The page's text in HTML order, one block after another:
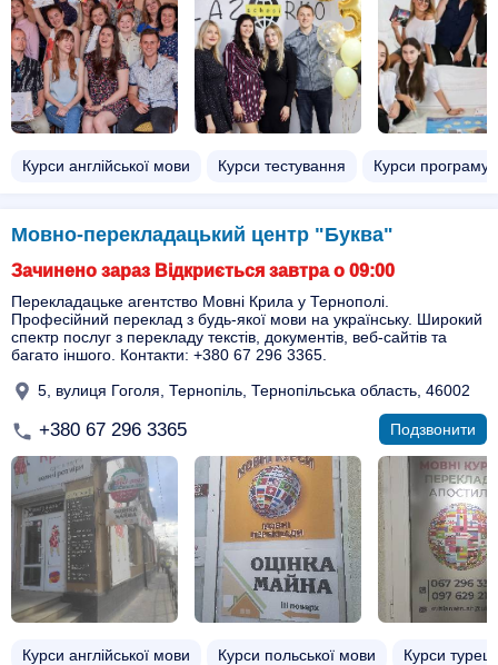
Курси англійської мови Курси тестування Курси
Мовно-перекладацький центр "Буква"
Зачинено зараз Відкриється завтра о 09:00
Перекладацьке агентство Мовні Крила у Тернополі.
Професійний переклад з будь-якої мови на українську. Широкий
спектр послуг з перекладу текстів, документів, веб-сайтів та
багато іншого. Контакти: +380 67 296 3365.
5, вулиця Гоголя, Тернопіль, Тернопільська область, 46002
+380 67 296 3365 Подзвонити
Курси англійської мови Курси польської мови Курси